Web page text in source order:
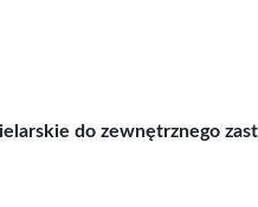
do zewnętrznego